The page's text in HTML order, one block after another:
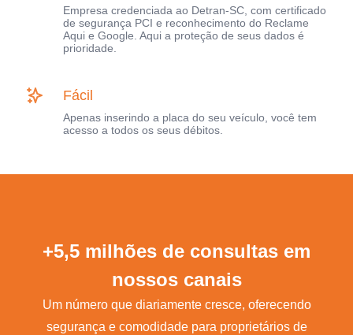
Empresa credenciada ao Detran-SC, com certificado
de segurança PCI e reconhecimento do Reclame
Aqui e Google. Aqui a proteção de seus dados é
prioridade.
Fácil
Apenas inserindo a placa do seu veículo, você tem
acesso a todos os seus débitos.
+5,5 milhões de consultas em
nossos canais
Um número que diariamente cresce, oferecendo
segurança e comodidade para proprietários de